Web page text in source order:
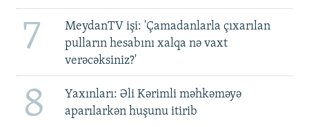
7
MeydanTV işi: 'Çamadanlarla çıxarılan
pulların hesabını xalqa nə vaxt
verəcəksiniz?'
8
Yaxınları: Əli Kərimli məhkəməyə
aparılarkən huşunu itirib